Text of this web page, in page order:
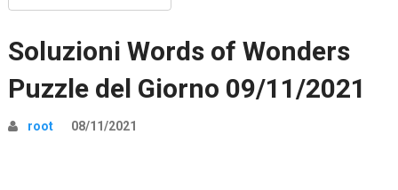
Soluzioni Words of Wonders
Puzzle del Giorno 09/11/2021
root 08/11/2021